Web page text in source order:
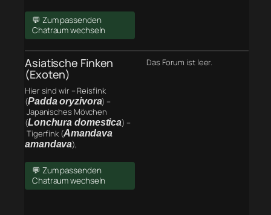
💬 Zum passenden
Chatraum wechseln
Asiatische Finken
(Exoten)
Hier sind wir – Reisfink
(Padda oryzivora) –
Japanisches Mövchen
(Lonchura domestica) –
Tigerfink (Amandava
amandava),
💬 Zum passenden
Chatraum wechseln
Das Forum ist leer.